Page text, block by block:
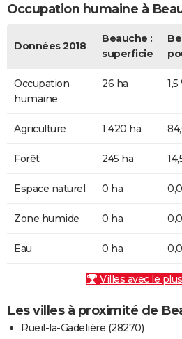
Occupation humaine à
Données 2018
Beauche :
superficie
Occupation
humaine
26 ha 1,5
Agriculture 1 420 ha
Forêt 245 ha
Espace naturel 0 ha
Zone humide 0 ha
Eau 0 ha
Villes avec le
Les villes à proximité de
Rueil-la-Gadelière (28270)